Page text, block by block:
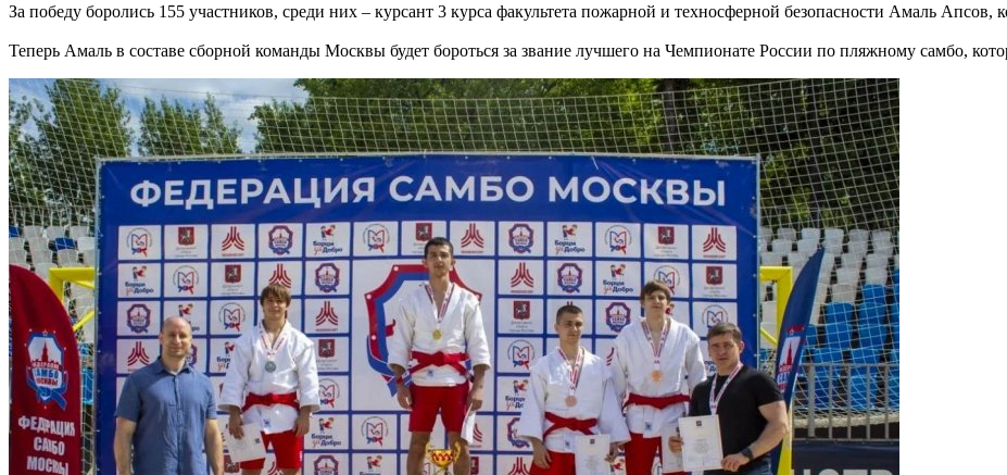
За победу боролись 155 участников, среди них – курсант 3 курса факультета пожарной и техносферной безопасности Амаль Апсов,
Теперь Амаль в составе сборной команды Москвы будет бороться за звание лучшего на Чемпионате России по пляжному самбо,